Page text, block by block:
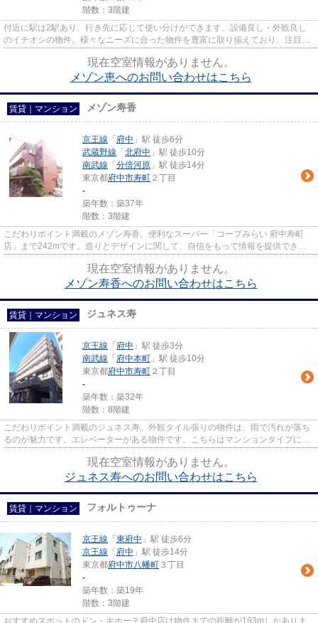
階数：3階建
付近に駅は2駅あり、行き先に応じて使い分けができます。設備良し・外観良し
のイチオシの物件。様々なニーズに合った物件を豊富に取り揃えており、注目の
現在空室情報がありません。
メゾン恵へのお問い合わせはこちら
賃貸｜マンション メゾン寿香
京王線 「 府中 」駅 徒歩6分
武蔵野線 「 北府中 」駅 徒歩10分
南武線 「 分倍河原 」駅 徒歩14分
東京都府中市寿町 ２丁目
-
築年数：築37年
階数：3階建
こだわりポイント満載のメゾン寿香。便利なスーパー「コープみらい 府中寿町
店」まで242mです。造りとデザインに関して、自信をもって情報を提供できる
現在空室情報がありません。
メゾン寿香へのお問い合わせはこちら
賃貸｜マンション ジュネス寿
京王線 「 府中 」駅 徒歩3分
南武線 「 府中本町 」駅 徒歩10分
東京都府中市寿町 ２丁目
-
築年数：築32年
階数：8階建
こだわりポイント満載のジュネス寿。外観タイル張りの物件は、雨で汚れが落ち
るのが魅力です。エレベーターがある物件です。こちらはマンションタイプにな
現在空室情報がありません。
ジュネス寿へのお問い合わせはこちら
賃貸｜マンション フォルトゥーナ
京王線 「 東府中 」駅 徒歩6分
京王線 「 府中 」駅 徒歩14分
東京都府中市八幡町 ３丁目
-
築年数：築19年
階数：3階建
おすすめスポットのドン・キホーテ府中店は物件までの距離が193mしかありま